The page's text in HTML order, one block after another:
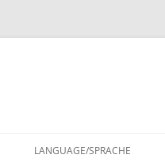
LANGUAGE/SPRACHE